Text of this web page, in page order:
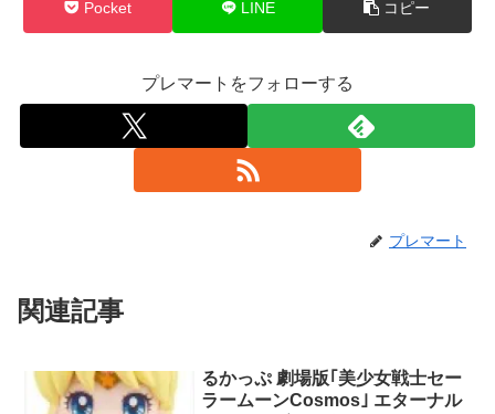
Pocket LINE コピー
プレマートをフォローする
プレマート
関連記事
るかっぷ 劇場版｢美少女戦士セー
ラームーンCosmos｣ エターナル